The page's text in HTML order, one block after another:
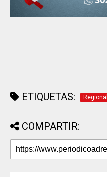
ETIQUETAS: Regional
COMPARTIR: